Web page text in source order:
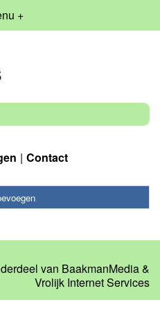
+
Contact
van BaakmanMedia&
Vrolijk Internet Services